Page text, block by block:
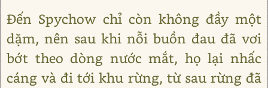
Đến Spychow chỉ còn không đầy một
dặm, nên sau khi nỗi buồn đau đã vơi
bớt theo dòng nước mắt, họ lại nhấc
cáng và đi tới khu rừng, từ sau rừng đã